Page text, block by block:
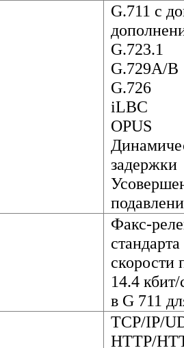
G.711 с
G.723.1
G.729A/B
G.726
iLBC
OPUS
задержки
Факс-
скорости
14.4
в G 711
TCP/IP/
HTTP/